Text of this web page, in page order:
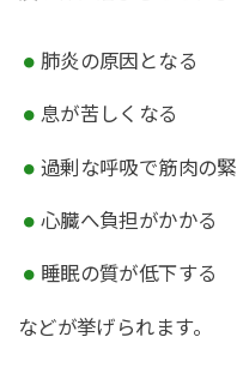
肺炎の原因となる
息が苦しくなる
過剰な呼吸で筋肉の
心臓へ負担がかかる
睡眠の質が低下する
などが挙げられます。